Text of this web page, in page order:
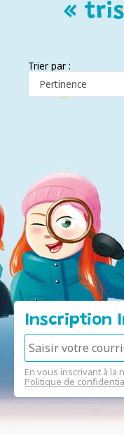
«
Trier par :
Inscription
En vous inscrivant à la
Politique de